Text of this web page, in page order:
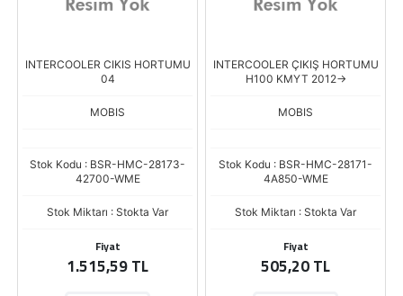
INTERCOOLER CIKIS HORTUMU
04
MOBIS
Stok Kodu : BSR-HMC-28173-
42700-WME
Stok Miktarı : Stokta Var
Fiyat
1.515,59 TL
INTERCOOLER ÇIKIŞ HORTUMU
H100 KMYT 2012->
MOBIS
Stok Kodu : BSR-HMC-28171-
4A850-WME
Stok Miktarı : Stokta Var
Fiyat
505,20 TL